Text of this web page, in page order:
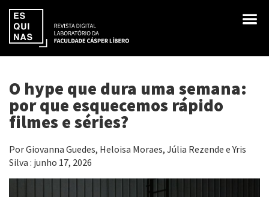
O hype que dura uma semana:
por que esquecemos rápido
filmes e séries?
Por Giovanna Guedes, Heloisa Moraes, Júlia Rezende e Yris
Silva : junho 17, 2026